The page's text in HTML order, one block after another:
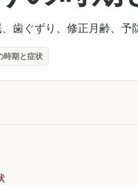
歯ぐずり、修正月齢、予
時期と症状